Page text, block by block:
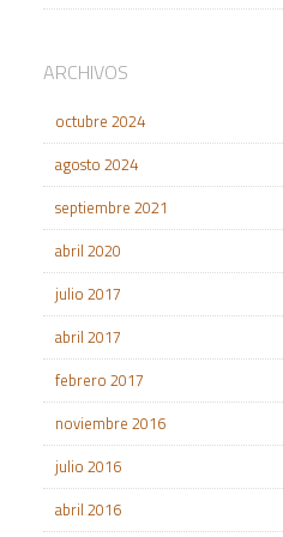
ARCHIVOS
octubre 2024
agosto 2024
septiembre 2021
abril 2020
julio 2017
abril 2017
febrero 2017
noviembre 2016
julio 2016
abril 2016